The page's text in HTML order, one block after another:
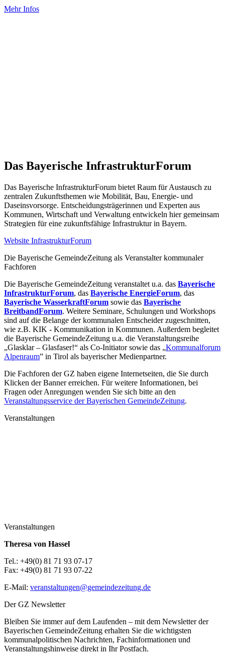
Mehr Infos
Das Bayerische InfrastrukturForum
Das Bayerische InfrastrukturForum bietet Raum für Austausch zu
zentralen Zukunftsthemen wie Mobilität, Bau, Energie- und
Daseinsvorsorge. Entscheidungsträgerinnen und Experten aus
Kommunen, Wirtschaft und Verwaltung entwickeln hier gemeinsam
Strategien für eine zukunftsfähige Infrastruktur in Bayern.
Website InfrastrukturForum
Die Bayerische GemeindeZeitung als Veranstalter kommunaler
Fachforen
Die Bayerische GemeindeZeitung veranstaltet u.a. das Bayerische
InfrastrukturForum, das Bayerische EnergieForum, das
Bayerische WasserkraftForum sowie das Bayerische
BreitbandForum. Weitere Seminare, Schulungen und Workshops
sind auf die Belange der kommunalen Entscheider zugeschnitten,
wie z.B. KIK - Kommunikation in Kommunen. Außerdem begleitet
die Bayerische GemeindeZeitung u.a. die Veranstaltungsreihe
„Glasklar – Glasfaser!“ als Co-Initiator sowie das „Kommunalforum
Alpenraum” in Tirol als bayerischer Medienpartner.
Die Fachforen der GZ haben eigene Internetseiten, die Sie durch
Klicken der Banner erreichen. Für weitere Informationen, bei
Fragen oder Anregungen wenden Sie sich bitte an den
Veranstaltungsservice der Bayerischen GemeindeZeitung.
Veranstaltungen
Veranstaltungen
Theresa von Hassel
Tel.: +49(0) 81 71 93 07-17
Fax: +49(0) 81 71 93 07-22
E-Mail: veranstaltungen@gemeindezeitung.de
Der GZ Newsletter
Bleiben Sie immer auf dem Laufenden – mit dem Newsletter der
Bayerischen GemeindeZeitung erhalten Sie die wichtigsten
kommunalpolitischen Nachrichten, Fachinformationen und
Veranstaltungshinweise direkt in Ihr Postfach.